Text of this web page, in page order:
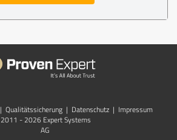
| Qualitätssicherung | Datenschutz | Impressum
2011 - 2026 Expert Systems
AG